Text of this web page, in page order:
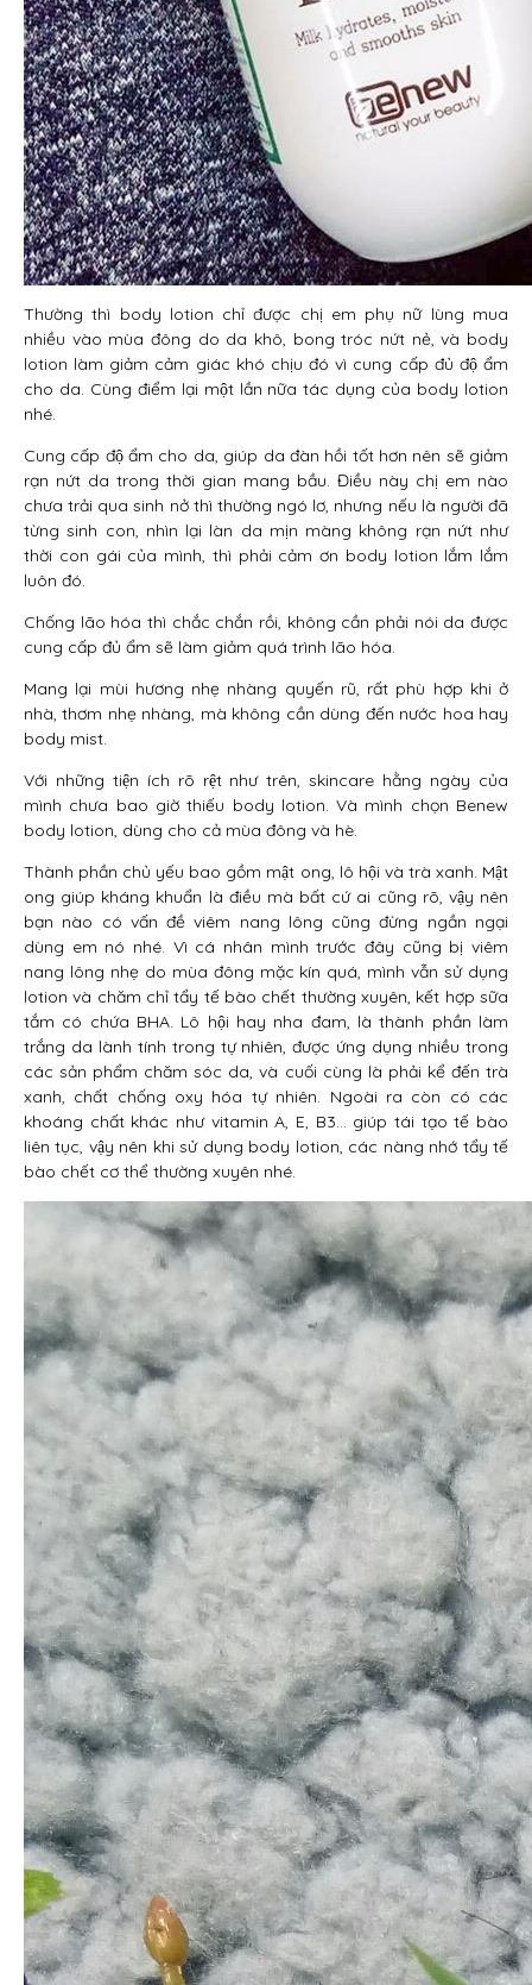
Thường thì body lotion chỉ được chị em phụ nữ lùng mua
nhiều vào mùa đông do da khô, bong tróc nứt nẻ, và body
lotion làm giảm cảm giác khó chịu đó vì cung cấp đủ độ ẩm
cho da. Cùng điểm lại một lần nữa tác dụng của body lotion
nhé.
Cung cấp độ ẩm cho da, giúp da đàn hồi tốt hơn nên sẽ giảm
rạn nứt da trong thời gian mang bầu. Điều này chị em nào
chưa trải qua sinh nở thì thường ngó lơ, nhưng nếu là người đã
từng sinh con, nhìn lại làn da mịn màng không rạn nứt như
thời con gái của mình, thì phải cảm ơn body lotion lắm lắm
luôn đó.
Chống lão hóa thì chắc chắn rồi, không cần phải nói da được
cung cấp đủ ẩm sẽ làm giảm quá trình lão hóa.
Mang lại mùi hương nhẹ nhàng quyến rũ, rất phù hợp khi ở
nhà, thơm nhẹ nhàng, mà không cần dùng đến nước hoa hay
body mist.
Với những tiện ích rõ rệt như trên, skincare hằng ngày của
mình chưa bao giờ thiếu body lotion. Và mình chọn Benew
body lotion, dùng cho cả mùa đông và hè.
Thành phần chủ yếu bao gồm mật ong, lô hội và trà xanh. Mật
ong giúp kháng khuẩn là điều mà bất cứ ai cũng rõ, vậy nên
bạn nào có vấn đề viêm nang lông cũng đừng ngần ngại
dùng em nó nhé. Vì cá nhân mình trước đây cũng bị viêm
nang lông nhẹ do mùa đông mặc kín quá, mình vẫn sử dụng
lotion và chăm chỉ tẩy tế bào chết thường xuyên, kết hợp sữa
tắm có chứa BHA. Lô hội hay nha đam, là thành phần làm
trắng da lành tính trong tự nhiên, được ứng dụng nhiều trong
các sản phẩm chăm sóc da, và cuối cùng là phải kể đến trà
xanh, chất chống oxy hóa tự nhiên. Ngoài ra còn có các
khoáng chất khác như vitamin A, E, B3… giúp tái tạo tế bào
liên tục, vậy nên khi sử dụng body lotion, các nàng nhớ tẩy tế
bào chết cơ thể thường xuyên nhé.